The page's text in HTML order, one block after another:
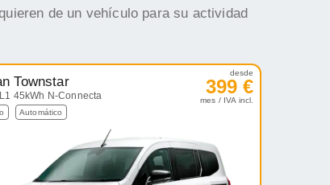
de un vehículo para su actividad
Townstar
45kWh N-Connecta
Automático
desde
399 €
mes / IVA incl.